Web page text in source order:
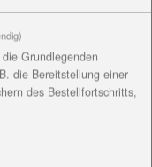
mit der
Sie
Lobenstein für
worden war.
Grundlegenden
die Bereitstellung einer
des Bestellfortschritts,